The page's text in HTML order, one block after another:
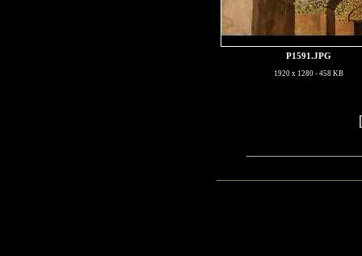
P1591.JPG
1920 x 1280 - 458 KB